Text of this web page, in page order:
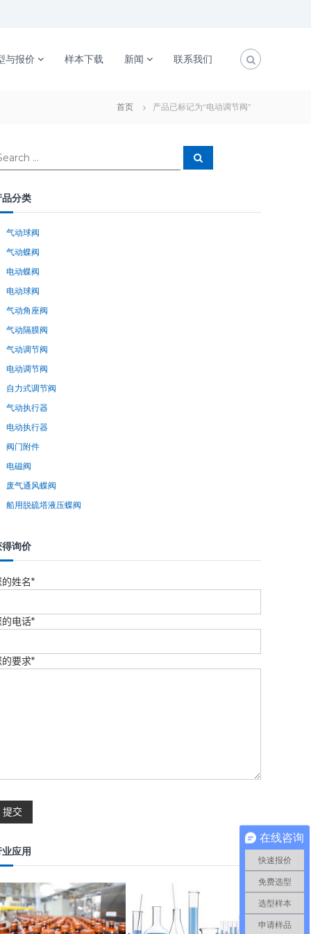
与报价 样本下载 新闻 联系我们
首页 产品已标记为“电动调节阀”
S
e
品分类
气动球阀
气动蝶阀
电动蝶阀
电动球阀
气动角座阀
气动隔膜阀
气动调节阀
电动调节阀
自力式调节阀
气动执行器
电动执行器
阀门附件
电磁阀
废气通风蝶阀
船用脱硫塔液压蝶阀
得询价
的姓名*
的电话*
的要求*
业应用
在线咨询
快速报价
免费选型
选型样本
申请样品